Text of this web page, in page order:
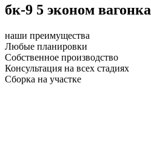
бк-9 5 эконом вагонка
наши преимущества
Любые планировки
Собственное производство
Консультация на всех стадиях
Сборка на участке